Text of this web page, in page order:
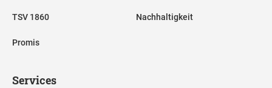
TSV 1860
Promis
Nachhaltigkeit
Services